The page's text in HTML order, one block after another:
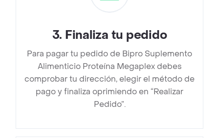
3. Finaliza tu pedido
Para pagar tu pedido de Bipro Suplemento
Alimenticio Proteína Megaplex debes
comprobar tu dirección, elegir el método de
pago y finaliza oprimiendo en “Realizar
Pedido”.